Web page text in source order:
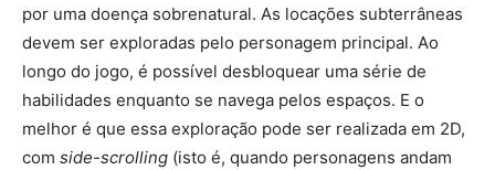
por uma doença sobrenatural. As locações subterrâneas
devem ser exploradas pelo personagem principal. Ao
longo do jogo, é possível desbloquear uma série de
habilidades enquanto se navega pelos espaços. E o
melhor é que essa exploração pode ser realizada em 2D,
com side-scrolling (isto é, quando personagens andam